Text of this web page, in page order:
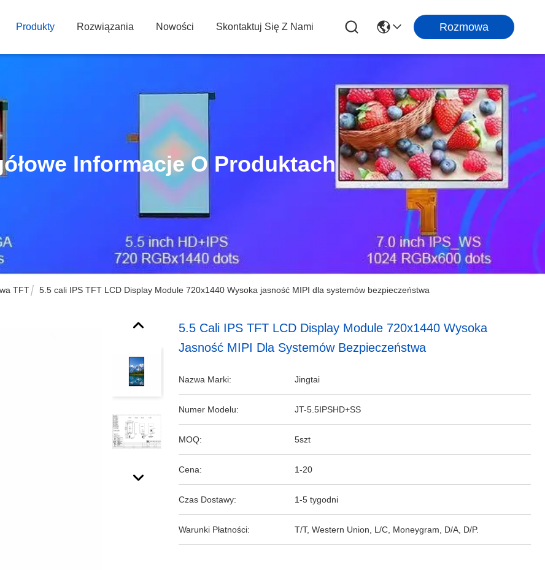
Produkty Rozwiązania Nowości Skontaktuj Się Z Nami Rozmowa
Informacje O Produktach
TFT 5.5 cali IPS TFT LCD Display Module 720x1440 Wysoka jasność MIPI dla systemów bezpieczeństwa
5.5 Cali IPS TFT LCD Display Module 720x1440 Wysoka
Jasność MIPI Dla Systemów Bezpieczeństwa
Nazwa Marki: Jingtai
Numer Modelu: JT-5.5IPSHD+SS
MOQ: 5szt
Cena: 1-20
Czas Dostawy: 1-5 tygodni
Warunki Płatności: T/T, Western Union, L/C, Moneygram, D/A, D/P.